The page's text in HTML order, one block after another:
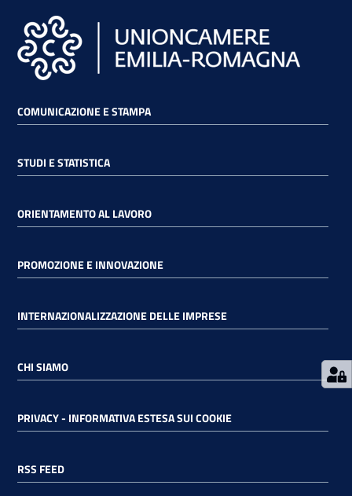
siamo
RSS
su
COMUNICAZIONE E STAMPA
STUDI E STATISTICA
ORIENTAMENTO AL LAVORO
PROMOZIONE E INNOVAZIONE
INTERNAZIONALIZZAZIONE DELLE IMPRESE
CHI SIAMO
PRIVACY - INFORMATIVA ESTESA SUI COOKIE
RSS FEED